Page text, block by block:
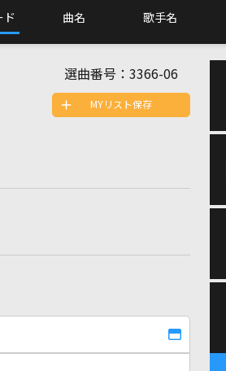
ド 曲名 歌手名
選曲番号： 3366-06
MYリスト保存